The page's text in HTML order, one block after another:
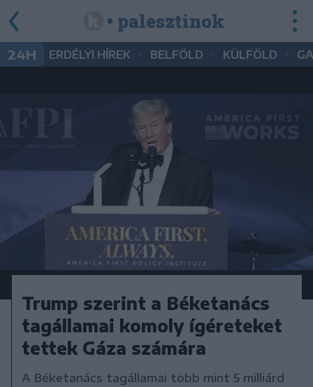
• palesztinok
24H ERDÉLYI HÍREK BELFÖLD KÜLFÖLD
Trump szerint a Béketanács
tagállamai komoly ígéreteket
tettek Gáza számára
A Béketanács tagállamai több mint 5 milliárd